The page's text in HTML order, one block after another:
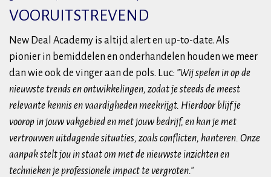
VOORUITSTREVEND
New Deal Academy is altijd alert en up-to-date. Als
pionier in bemiddelen en onderhandelen houden we meer
dan wie ook de vinger aan de pols. Luc: "Wij spelen in op de
nieuwste trends en ontwikkelingen, zodat je steeds de meest
relevante kennis en vaardigheden meekrijgt. Hierdoor blijf je
voorop in jouw vakgebied en met jouw bedrijf, en kan je met
vertrouwen uitdagende situaties, zoals conflicten, hanteren. Onze
aanpak stelt jou in staat om met de nieuwste inzichten en
technieken je professionele impact te vergroten."